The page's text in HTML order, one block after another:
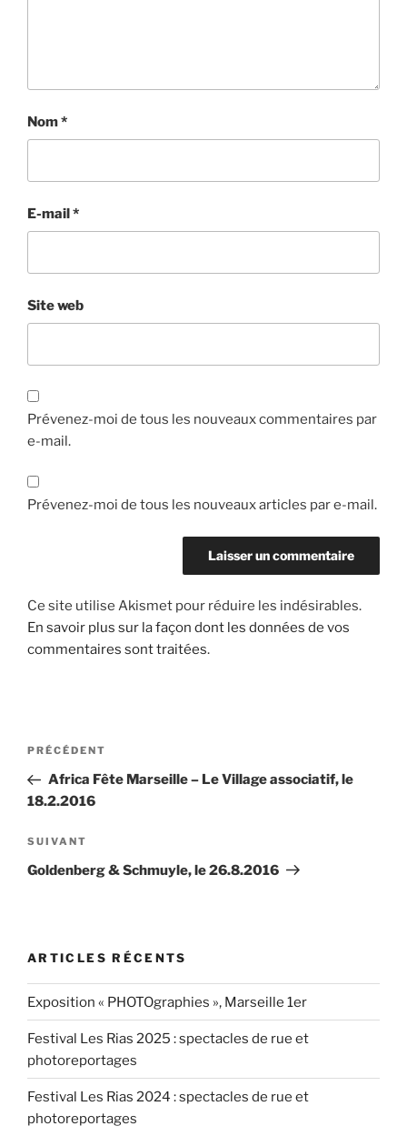
Nom*
E-mail*
Site web
Prévenez-moi de tous les nouveaux commentaires par
e-mail.
Prévenez-moi de tous les nouveaux articles par e-mail.
Ce site utilise Akismet pour réduire les indésirables.
En savoir plus sur la façon dont les données de vos
commentaires sont traitées.
Navigation
l’article
Article
précédent
PRÉCÉDENT
Africa Fête Marseille – Le Village associatif, le
18.2.2016
Article
suivant
SUIVANT
Goldenberg & Schmuyle, le 26.8.2016
ARTICLES RÉCENTS
Exposition « PHOTOgraphies », Marseille 1er
Festival Les Rias 2025 : spectacles de rue et
photoreportages
Festival Les Rias 2024 : spectacles de rue et
photoreportages